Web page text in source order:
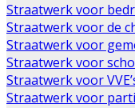
Straatwerk voor
Straatwerk voor de
Straatwerk voor
Straatwerk voor
Straatwerk voor
Straatwerk voor